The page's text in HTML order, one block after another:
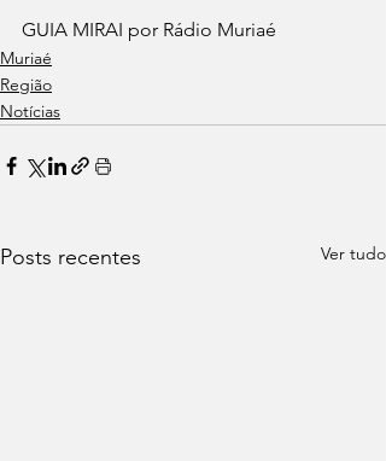
GUIA MIRAI por Rádio Muriaé
Muriaé
Região
Notícias
Posts recentes Ver tudo